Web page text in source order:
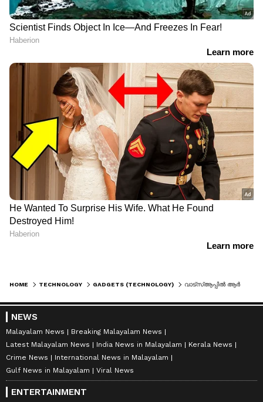
HOME TECHNOLOGY GADGETS (TECHNOLOGY)
NEWS
Malayalam News
Breaking Malayalam News
Latest Malayalam News
India News in Malayalam
Kerala News
Crime News
International News in Malayalam
Gulf News in Malayalam
Viral News
ENTERTAINMENT